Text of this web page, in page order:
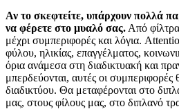
Αν το σκεφτείτε, υπάρχουν πολλά
να φέρετε στο μυαλό σας. Από
μέχρι συμπεριφορές και λόγια.
φύλου, ηλικίας, επαγγέλματος,
όρια ανάμεσα στη διαδικτυακή και
μπερδεύονται, αυτές οι συμπεριφορές
διαδικτύου. Θα μεταφέρονται στο
μας, στους φίλους μας, στο διπλανό